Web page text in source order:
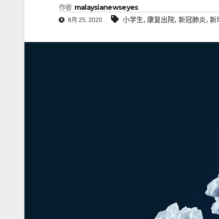
作者 malaysianewseyes
8月 25, 2020 小学生, 康复出院, 新冠肺炎, 新